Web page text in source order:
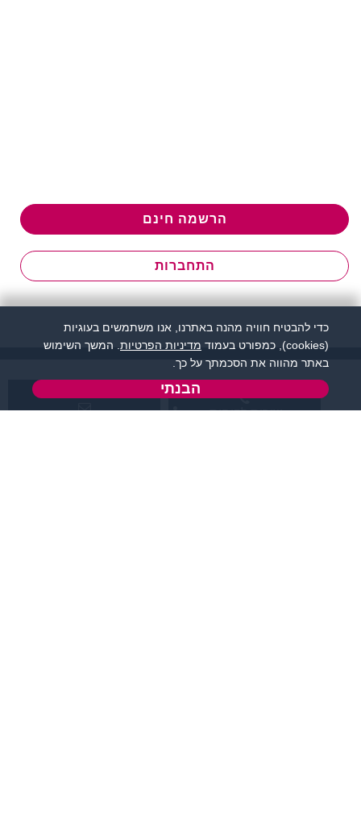
הרשמה חינם
התחברות
שירות לקוחות:
כדי להבטיח חוויה מהנה באתרנו, אנו משתמשים בעוגיות
(cookies), כמפורט בעמוד
מדיניות הפרטיות . המשך השימוש
באתר מהווה את הסכמתך על כך.
הבנתי